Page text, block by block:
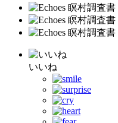
いいね